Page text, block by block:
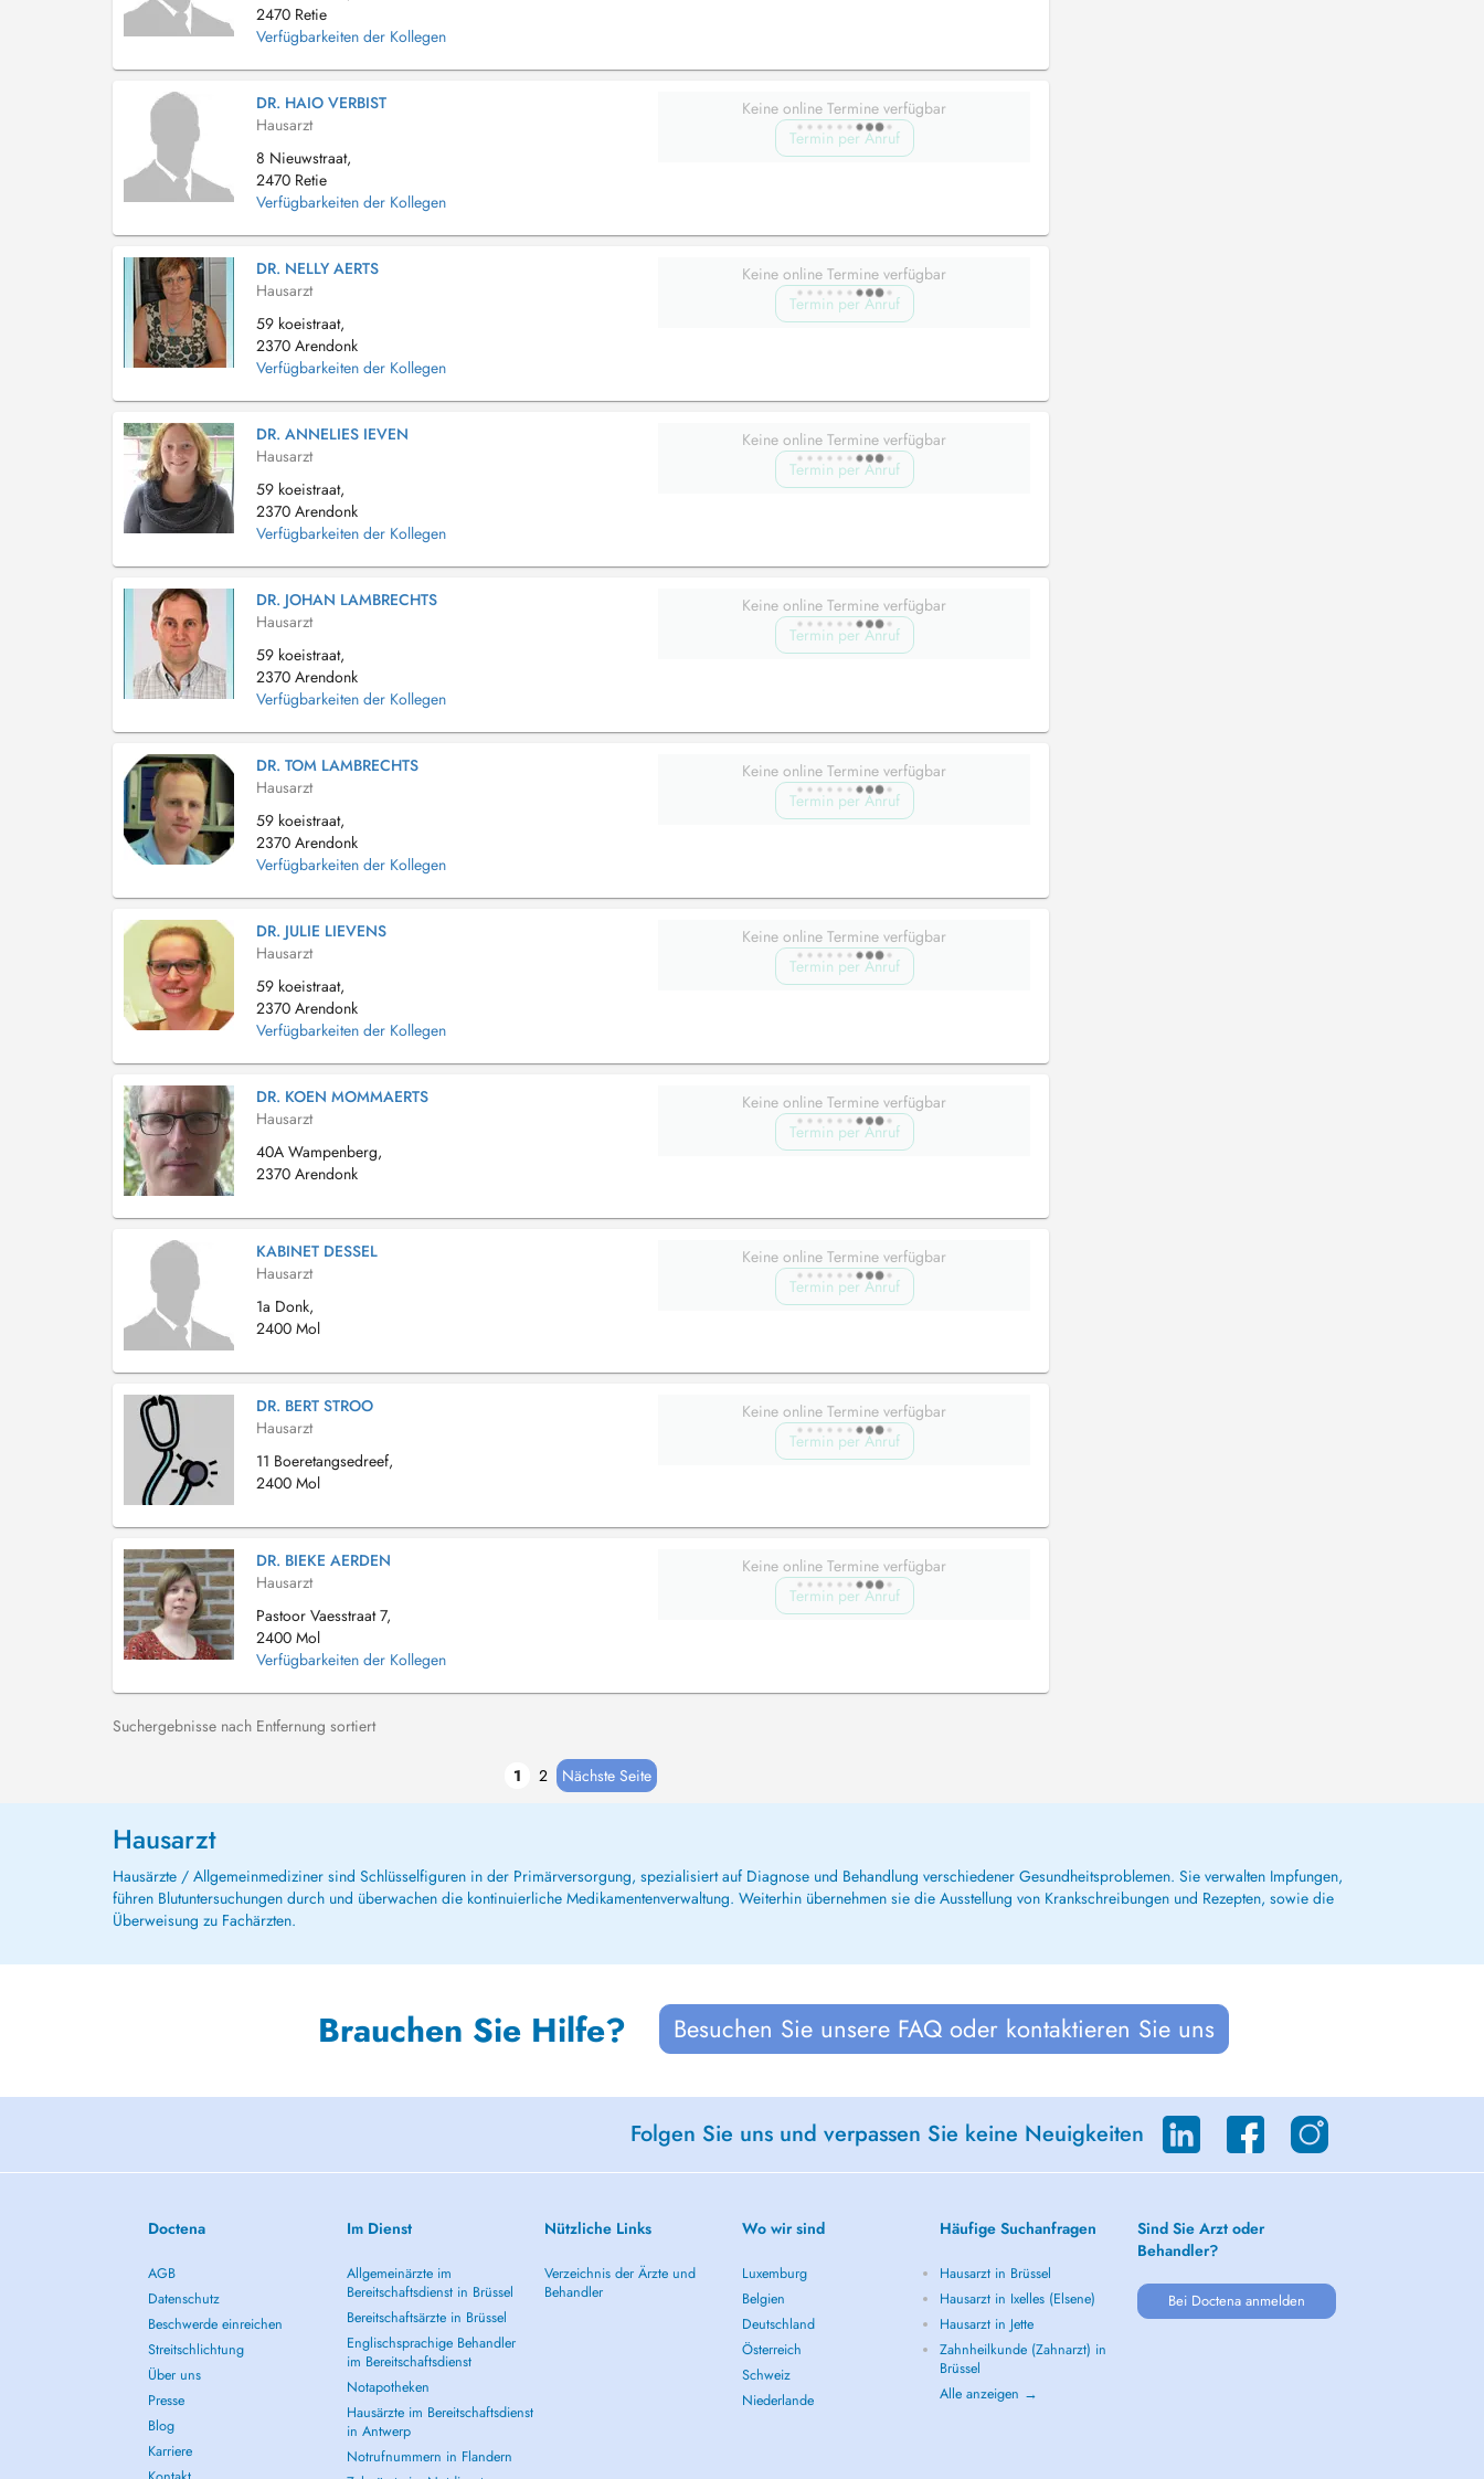
2470 Retie
Verfügbarkeiten der Kollegen
DR. HAIO VERBIST
Hausarzt
8 Nieuwstraat,
2470 Retie
Verfügbarkeiten der Kollegen
Keine online Termine verfügbar
Termin per Anruf
DR. NELLY AERTS
Hausarzt
59 koeistraat,
2370 Arendonk
Verfügbarkeiten der Kollegen
Keine online Termine verfügbar
Termin per Anruf
DR. ANNELIES IEVEN
Hausarzt
59 koeistraat,
2370 Arendonk
Verfügbarkeiten der Kollegen
Keine online Termine verfügbar
Termin per Anruf
DR. JOHAN LAMBRECHTS
Hausarzt
59 koeistraat,
2370 Arendonk
Verfügbarkeiten der Kollegen
Keine online Termine verfügbar
Termin per Anruf
DR. TOM LAMBRECHTS
Hausarzt
59 koeistraat,
2370 Arendonk
Verfügbarkeiten der Kollegen
Keine online Termine verfügbar
Termin per Anruf
DR. JULIE LIEVENS
Hausarzt
59 koeistraat,
2370 Arendonk
Verfügbarkeiten der Kollegen
Keine online Termine verfügbar
Termin per Anruf
DR. KOEN MOMMAERTS
Hausarzt
40A Wampenberg,
2370 Arendonk
Keine online Termine verfügbar
Termin per Anruf
KABINET DESSEL
Hausarzt
1a Donk,
2400 Mol
Keine online Termine verfügbar
Termin per Anruf
DR. BERT STROO
Hausarzt
11 Boeretangsedreef,
2400 Mol
Keine online Termine verfügbar
Termin per Anruf
DR. BIEKE AERDEN
Hausarzt
Pastoor Vaesstraat 7,
2400 Mol
Verfügbarkeiten der Kollegen
Keine online Termine verfügbar
Termin per Anruf
Suchergebnisse nach Entfernung sortiert
1 2 Nächste Seite
Hausarzt
Hausärzte / Allgemeinmediziner sind Schlüsselfiguren in der Primärversorgung, spezialisiert auf Diagnose und Behandlung verschiedener Gesundheitsproblemen. Sie verwalten Impfungen,
führen Blutuntersuchungen durch und überwachen die kontinuierliche Medikamentenverwaltung. Weiterhin übernehmen sie die Ausstellung von Krankschreibungen und Rezepten, sowie die
Überweisung zu Fachärzten.
Brauchen Sie Hilfe? Besuchen Sie unsere FAQ oder kontaktieren Sie uns
Folgen Sie uns und verpassen Sie keine Neuigkeiten
Doctena
AGB
Datenschutz
Beschwerde einreichen
Streitschlichtung
Über uns
Presse
Blog
Karriere
Im Dienst
Allgemeinärzte im
Bereitschaftsdienst in Brüssel
Bereitschaftsärzte in Brüssel
Englischsprachige Behandler
im Bereitschaftsdienst
Notapotheken
Hausärzte im Bereitschaftsdienst
in Antwerp
Notrufnummern in Flandern
Nützliche Links
Verzeichnis der Ärzte und
Behandler
Wo wir sind
Luxemburg
Belgien
Deutschland
Österreich
Schweiz
Niederlande
Häufige Suchanfragen
Hausarzt in Brüssel
Hausarzt in Ixelles (Elsene)
Hausarzt in Jette
Zahnheilkunde (Zahnarzt) in
Brüssel
Alle anzeigen →
Sind Sie Arzt oder
Behandler?
Bei Doctena anmelden